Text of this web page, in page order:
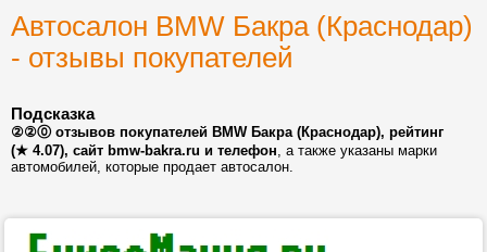
Автосалон BMW Бакра (Краснодар)
- отзывы покупателей
Подсказка
②②⓪ отзывов покупателей BMW Бакра (Краснодар), рейтинг
(★ 4.07), сайт bmw-bakra.ru и телефон, а также указаны марки
автомобилей, которые продает автосалон.